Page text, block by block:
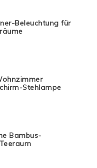
Beleuchtung für
Stehlampe
Bambus-